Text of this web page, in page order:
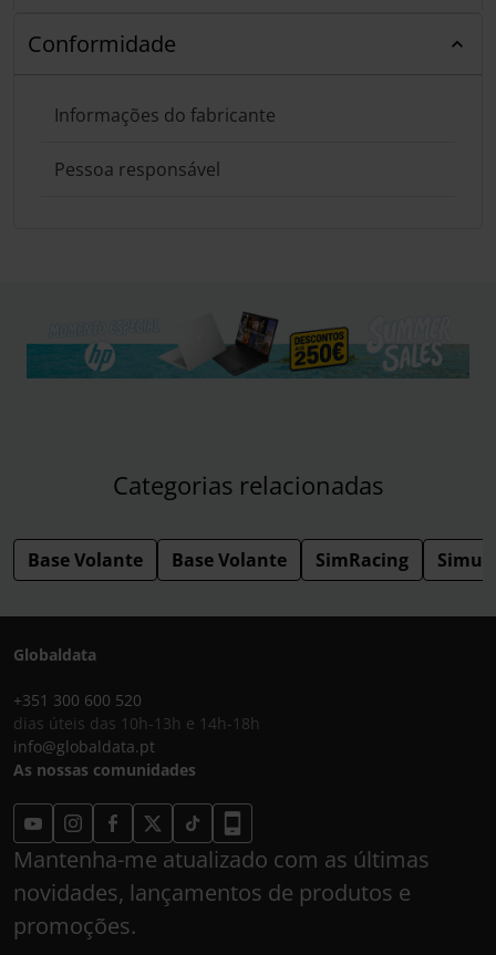
Conformidade
Informações do fabricante
Pessoa responsável
Categorias relacionadas
Base Volante Base Volante SimRacing
Globaldata
+351 300 600 520
dias úteis das 10h-13h e 14h-18h
info@globaldata.pt
As nossas comunidades
Mantenha-me atualizado com as últimas
novidades, lançamentos de produtos e
promoções.